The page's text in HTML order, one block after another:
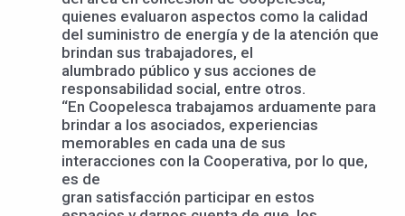
quienes evaluaron aspectos como la calidad
del suministro de energía y de la atención que
brindan sus trabajadores, el
alumbrado público y sus acciones de
responsabilidad social, entre otros.
“En Coopelesca trabajamos arduamente para
brindar a los asociados, experiencias
memorables en cada una de sus
interacciones con la Cooperativa, por lo que,
es de
gran satisfacción participar en estos